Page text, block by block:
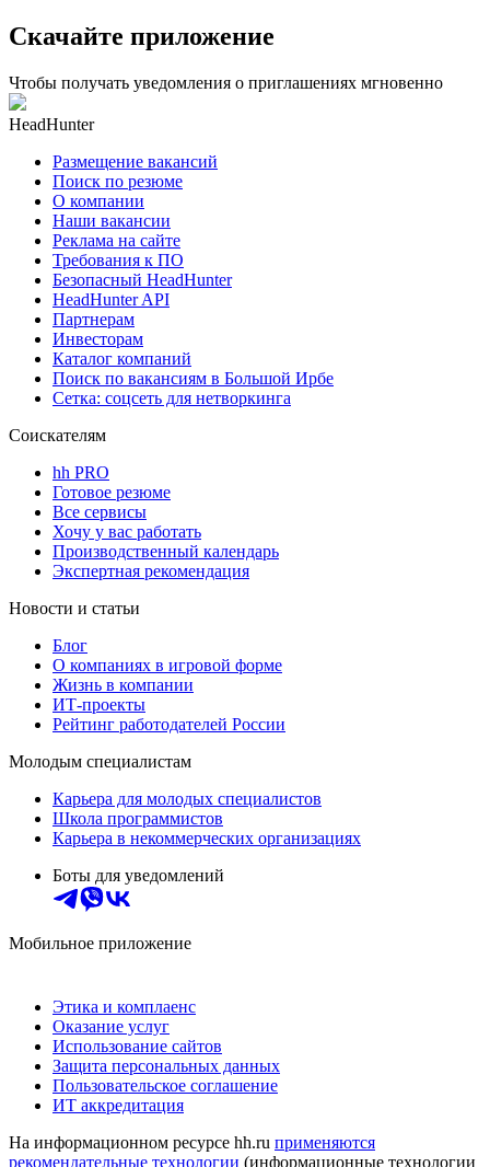
Скачайте приложение
Чтобы получать уведомления о приглашениях мгновенно
HeadHunter
Размещение вакансий
Поиск по резюме
О компании
Наши вакансии
Реклама на сайте
Требования к ПО
Безопасный HeadHunter
HeadHunter API
Партнерам
Инвесторам
Каталог компаний
Поиск по вакансиям в Большой Ирбе
Сетка: соцсеть для нетворкинга
Соискателям
hh PRO
Готовое резюме
Все сервисы
Хочу у вас работать
Производственный календарь
Экспертная рекомендация
Новости и статьи
Блог
О компаниях в игровой форме
Жизнь в компании
ИТ-проекты
Рейтинг работодателей России
Молодым специалистам
Карьера для молодых специалистов
Школа программистов
Карьера в некоммерческих организациях
Боты для уведомлений
Мобильное приложение
Этика и комплаенс
Оказание услуг
Использование сайтов
Защита персональных данных
Пользовательское соглашение
ИТ аккредитация
На информационном ресурсе hh.ru применяются
рекомендательные технологии (информационные технологии